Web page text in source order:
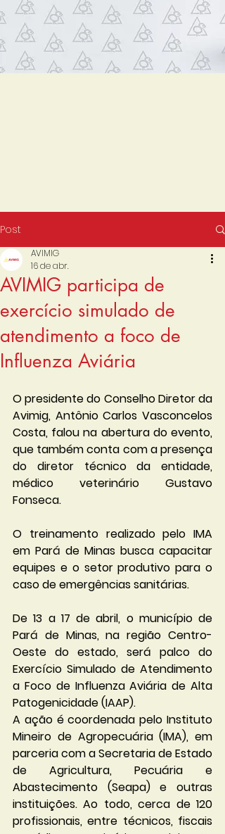
Post
AVIMIG participa de
exercício simulado de
atendimento a foco de
Influenza Aviária
AVIMIG
16 de abr.
O presidente do Conselho Diretor da
Avimig, Antônio Carlos Vasconcelos
Costa, falou na abertura do evento,
que também conta com a presença
do diretor técnico da entidade,
médico veterinário Gustavo
Fonseca.
O treinamento realizado pelo IMA
em Pará de Minas busca capacitar
equipes e o setor produtivo para o
caso de emergências sanitárias.
De 13 a 17 de abril, o município de
Pará de Minas, na região Centro-
Oeste do estado, será palco do
Exercício Simulado de Atendimento
a Foco de Influenza Aviária de Alta
Patogenicidade (IAAP).
A ação é coordenada pelo Instituto
Mineiro de Agropecuária (IMA), em
parceria com a Secretaria de Estado
de Agricultura, Pecuária e
Abastecimento (Seapa) e outras
instituições. Ao todo, cerca de 120
profissionais, entre técnicos, fiscais